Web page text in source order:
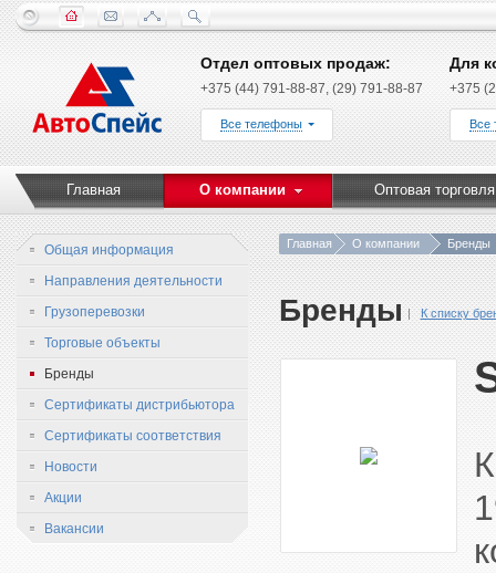
Отдел оптовых продаж:
+375 (44) 791-88-87, (29) 791-88-87
Все телефоны
Для
+375
Все
Главная О компании Оптовая торговля
Общая информация
Направления деятельности
Грузоперевозки
Торговые объекты
Бренды
Сертификаты дистрибьютора
Сертификаты соответствия
Новости
Акции
Вакансии
Главная О компании Бренды
Бренды К списку